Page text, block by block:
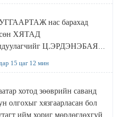
нас барахад
ХЯТАД
Ц.ЭРДЭНЭБАЯР
15 цаг 12 мин
хотод зөөврийн саванд
хязгаарласан бол
ийм хориг мөрдөгдөхгүй